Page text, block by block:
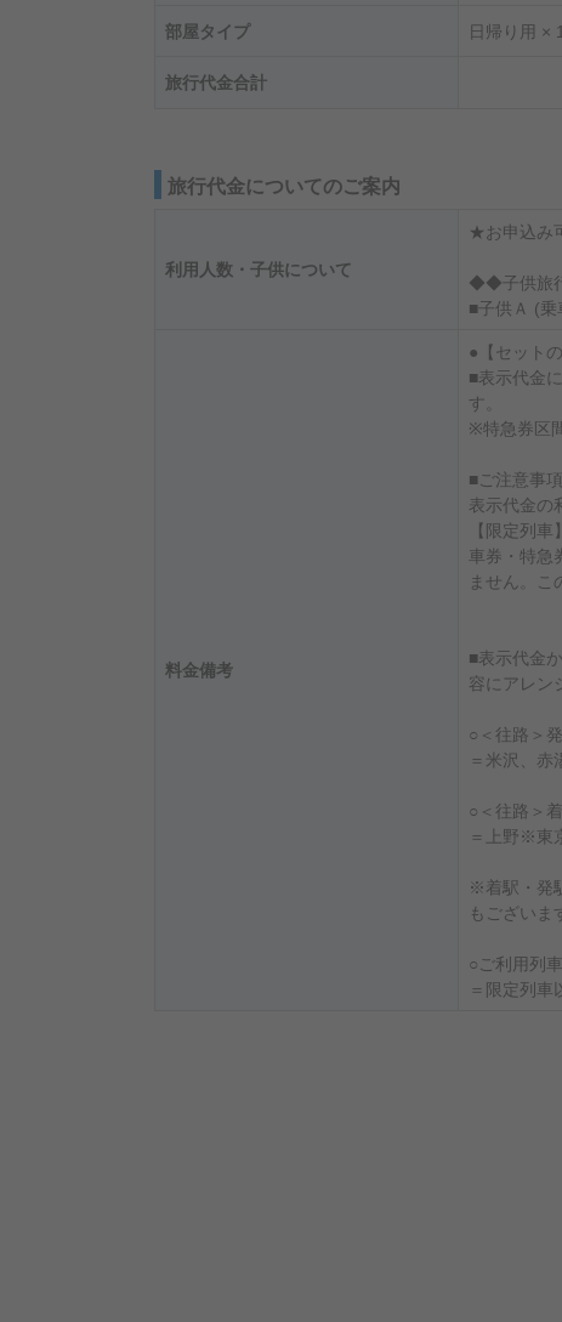
部屋タイプ 日帰り用 ×
旅行代金合計
旅行代金についてのご案内
利用人数・子供について
★お申込み
◆◆子供旅
■子供Ａ (乗
料金備考
●【セット
■表示代金
す。
※特急券区
■ご注意事
表示代金の
【限定列
車券・特急
ません。こ
■表示代金
容にアレン
○＜往路＞
＝米沢、赤
○＜往路＞
＝上野※東
※着駅・発
もございま
○ご利用列
＝限定列車